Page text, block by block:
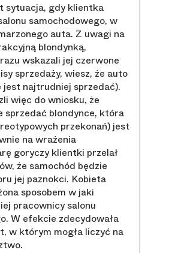
sytuacja, gdy klientka
samochodowego, w
auta. Z uwagi na
blondynką,
wskazali jej czerwone
sprzedaży, wiesz, że auto
najtrudniej sprzedać).
więc do wniosku, że
sprzedać blondynce, która
przekonań) jest
na wrażenia
goryczy klientki przelał
że samochód będzie
jej paznokci. Kobieta
sposobem w jaki
pracownicy salonu
W efekcie zdecydowała
w którym mogła liczyć na